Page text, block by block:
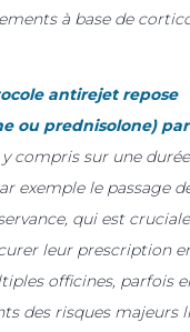
à base de
antirejet repose
ou prednisolone)
compris sur une
exemple le passage
qui est
leur prescription
officines, parfois
des risques majeurs